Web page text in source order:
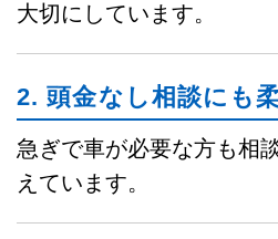
大切にしています。
2. 頭金なし相談にも
急ぎで車が必要な方も相
えています。